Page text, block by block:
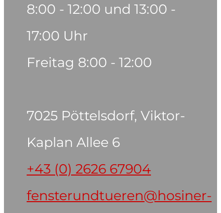
8:00 - 12:00 und 13:00 -
17:00 Uhr
Freitag 8:00 - 12:00
7025 Pöttelsdorf, Viktor-
Kaplan Allee 6
+43 (0) 2626 67904
fensterundtueren@hosiner-